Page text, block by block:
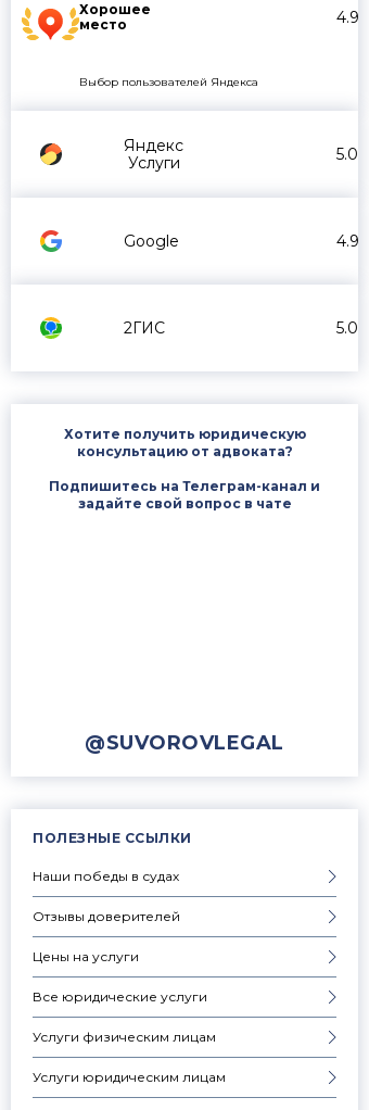
Хорошее
место
4.9
Выбор пользователей Яндекса
Яндекс
Услуги
5.0
Google 4.9
2ГИС 5.0
Хотите получить юридическую
консультацию от адвоката?
Подпишитесь на Телеграм-канал и
задайте свой вопрос в чате
@SUVOROVLEGAL
ПОЛЕЗНЫЕ ССЫЛКИ
Наши победы в судах
Отзывы доверителей
Цены на услуги
Все юридические услуги
Услуги физическим лицам
Услуги юридическим лицам